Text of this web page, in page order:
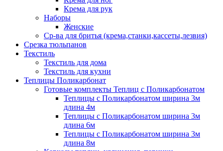
Крема для рук
Наборы
Женские
Ср-ва для бритья (крема,станки,кассеты,лезвия)
Срезка тюльпанов
Текстиль
Текстиль для дома
Текстиль для кухни
Теплицы Поликарбонат
Готовые комплекты Теплиц с Поликарбонатом
Теплицы с Поликарбонатом ширина 3м
длина 4м
Теплицы с Поликарбонатом ширина 3м
длина 6м
Теплицы с Поликарбонатом ширина 3м
длина 8м